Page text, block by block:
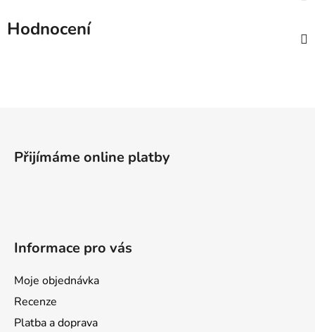
Hodnocení
Přijímáme online platby
Informace pro vás
Moje objednávka
Recenze
Platba a doprava